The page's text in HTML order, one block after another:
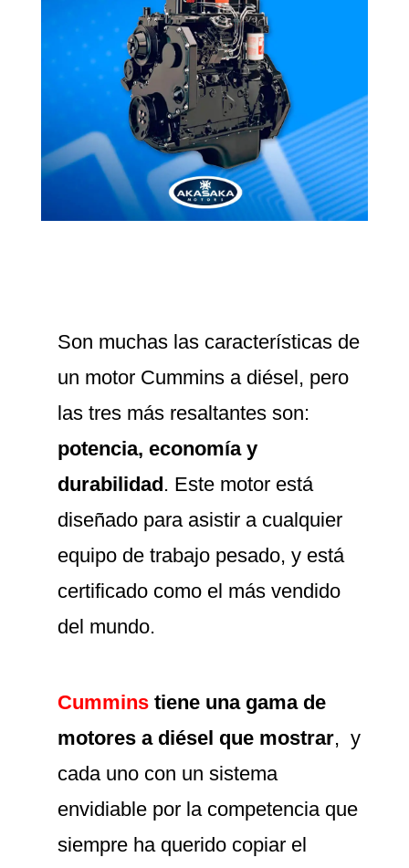
Son muchas las características de
un motor Cummins a diésel, pero
las tres más resaltantes son:
potencia, economía y
durabilidad . Este motor está
diseñado para asistir a cualquier
equipo de trabajo pesado, y está
certificado como el más vendido
del mundo.
Cumminstiene una gama de
motores a diésel que mostrar, y
cada uno con un sistema
envidiable por la competencia que
siempre ha querido copiar el